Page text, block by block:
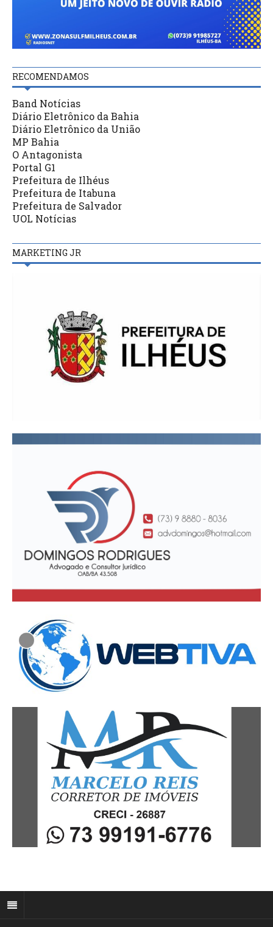
RECOMENDAMOS
Band Notícias
Diário Eletrônico da Bahia
Diário Eletrônico da União
MP Bahia
O Antagonista
Portal G1
Prefeitura de Ilhéus
Prefeitura de Itabuna
Prefeitura de Salvador
UOL Notícias
MARKETING JR